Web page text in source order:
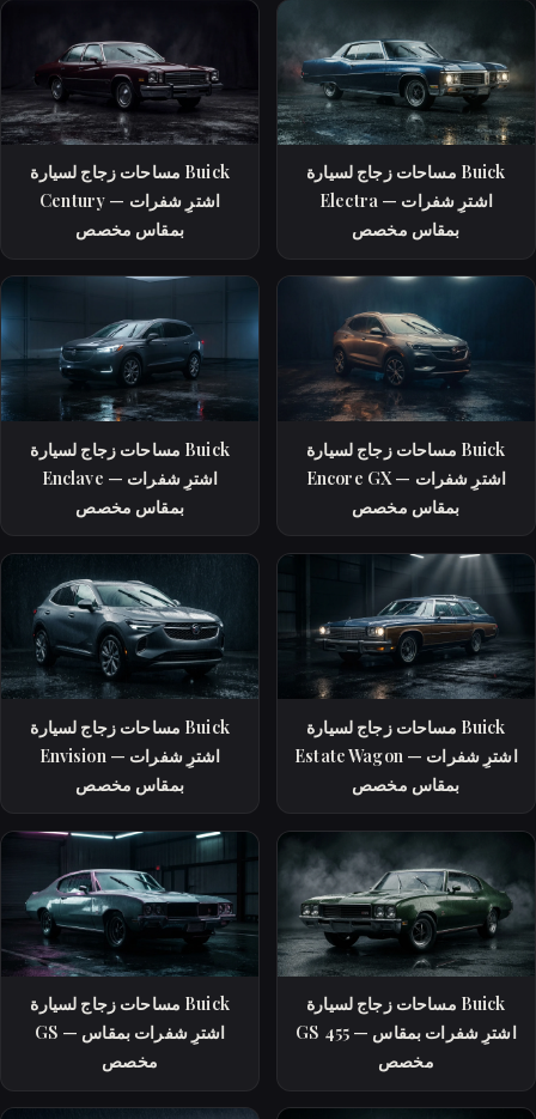
مساحات زجاج لسيارة Buick
Century — اشترِ شفرات
بمقاس مخصص
مساحات زجاج لسيارة Buick
Electra — اشترِ شفرات
بمقاس مخصص
مساحات زجاج لسيارة Buick
Enclave — اشترِ شفرات
بمقاس مخصص
مساحات زجاج لسيارة Buick
Encore GX — اشترِ شفرات
بمقاس مخصص
مساحات زجاج لسيارة Buick
Envision — اشترِ شفرات
بمقاس مخصص
مساحات زجاج لسيارة Buick
Estate Wagon — اشترِ شفرات
بمقاس مخصص
مساحات زجاج لسيارة Buick
GS — اشترِ شفرات بمقاس
مخصص
مساحات زجاج لسيارة Buick
GS 455 — اشترِ شفرات بمقاس
مخصص